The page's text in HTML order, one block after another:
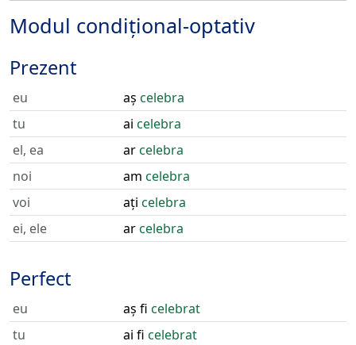
Modul condițional-optativ
Prezent
eu aș celebra
tu
ai celebra
el, ea
arcelebra
noi
am celebra
voi
ați celebra
ei, ele
arcelebra
Perfect
eu aș fi celebrat
tu
ai fi celebrat